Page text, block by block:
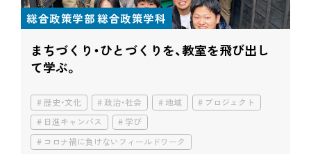
総合政策学部 総合政策学科
まちづくり・ひとづくりを、教室を飛び出し
て学ぶ。
歴史・文化 政治・社会 地域
プロジェクト
日進キャンパス
学び
コロナ禍に負けないフィールドワーク